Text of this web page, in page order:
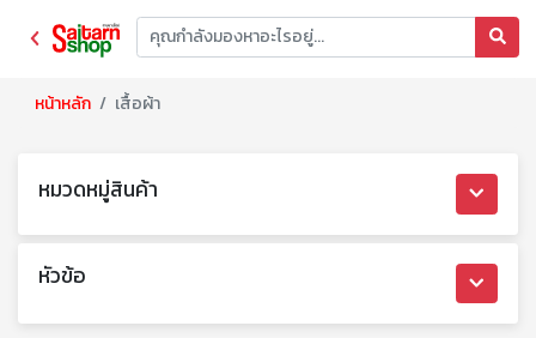
หน้าหลัก เสื้อผ้า
หมวดหมู่สินค้า
หัวข้อ